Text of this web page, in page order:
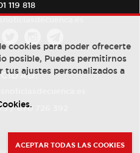
119 818
/670 726 392
cookies para poder ofrecerte
posible, Puedes permitirnos
tus ajustes personalizados a
.
ACEPTAR TODAS LAS COOKIES